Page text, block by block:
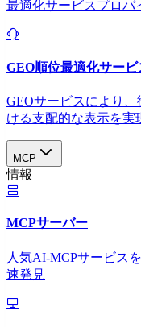
最適化サービスプロバ
GEO順位最適化サービ
GEOサービスにより
ける支配的な表示を実
MCP
情報
MCPサーバー
人気AI-MCPサービス
速発見